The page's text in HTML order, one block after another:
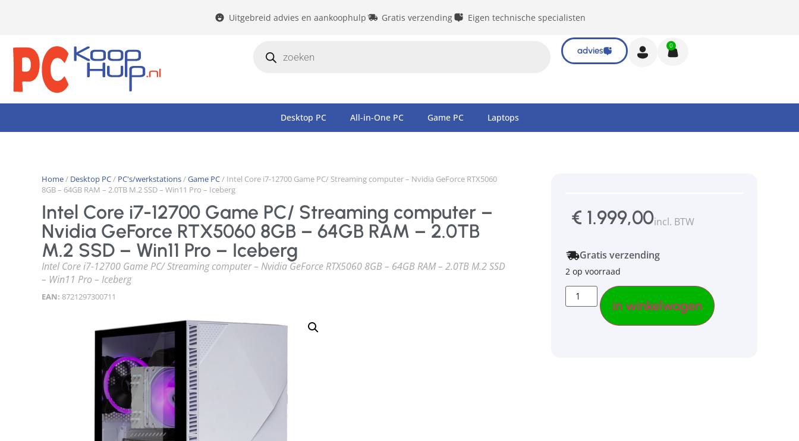
Uitgebreid advies en aankoophulp Gratis verzending Eigen technische specialisten
advies 0
Desktop PC All-in-One PC Game PC Laptops
Home/ Desktop PC/ PC's/werkstations/Game PC/ Intel Core i7-12700 Game PC/ Streaming computer – Nvidia GeForce RTX5060
8GB – 64GB RAM – 2.0TB M.2 SSD – Win11 Pro – Iceberg
Intel Core i7-12700 Game PC/ Streaming computer –
Nvidia GeForce RTX5060 8GB – 64GB RAM – 2.0TB
M.2 SSD – Win11 Pro – Iceberg
Intel Core i7-12700 Game PC/ Streaming computer – Nvidia GeForce RTX5060 8GB – 64GB RAM – 2.0TB M.2 SSD
– Win11 Pro – Iceberg
EAN: 8721297300711
€ 1.999,00incl. BTW
Gratis verzending
2 op voorraad
in winkelwagen